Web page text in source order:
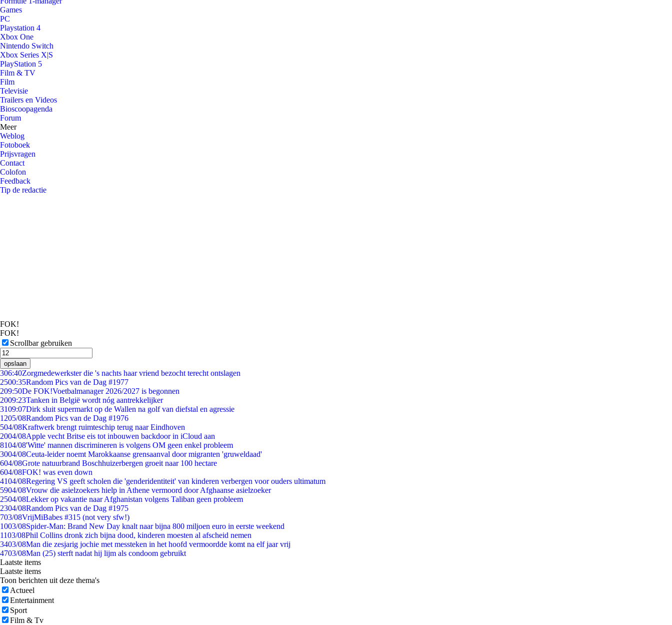
Games
PC
Playstation 4
Xbox One
Nintendo Switch
Xbox Series X|S
PlayStation 5
Film & TV
Film
Televisie
Trailers en Videos
Bioscoopagenda
Forum
Meer
Weblog
Fotoboek
Prijsvragen
Contact
Colofon
Feedback
Tip de redactie
FOK!
FOK!
Scrollbar gebruiken
opslaan
306:40Zorgmedewerkster die 's nachts haar vriend bezocht terecht ontslagen
2500:35Random Pics van de Dag #1977
209:50De FOK!Voetbalmanager 2026/2027 is begonnen
2009:23Tanken in België wordt nóg aantrekkelijker
3109:07Dirk sluit supermarkt op de Wallen na golf van diefstal en agressie
1205/08Random Pics van de Dag #1976
504/08Kraftwerk brengt ruimteschip terug naar Eindhoven
2004/08Apple vecht Britse eis tot inbouwen backdoor in iCloud aan
8104/08'Witte' mannen discrimineren is volgens OM geen enkel probleem
3004/08Ceuta-leider noemt Marokkaanse grensaanval door migranten 'gruweldaad'
604/08Grote natuurbrand Boschhuizerbergen groeit naar 100 hectare
604/08FOK! was even down
4104/08Regering VS geeft scholen die 'genderidentiteit' van kinderen verbergen voor ouders ultimatum
5904/08Vrouw die asielzoekers hielp in Athene vermoord door Afghaanse asielzoeker
2504/08Lekker op vakantie naar Afghanistan volgens Taliban geen probleem
2304/08Random Pics van de Dag #1975
703/08VrijMiBabes #315 (not very sfw!)
1003/08Spider-Man: Brand New Day knalt naar bijna 800 miljoen euro in eerste weekend
1103/08Phil Collins dronk zich bijna dood, kinderen moesten al afscheid nemen
3403/08Man die zesjarig jochie met messteken in het hoofd vermoordde komt na elf jaar vrij
4703/08Man (25) sterft nadat hij lijm als condoom gebruikt
Laatste items
Laatste items
Toon berichten uit deze thema's
Actueel
Entertainment
Sport
Film & Tv